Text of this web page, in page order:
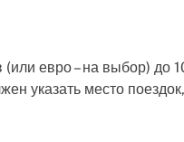
евро – на выбор) до
указать место